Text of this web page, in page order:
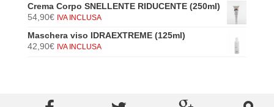
Crema Corpo SNELLENTE RIDUCENTE (250ml)
54,90€ IVA INCLUSA
Maschera viso IDRAEXTREME (125ml)
42,90€ IVA INCLUSA